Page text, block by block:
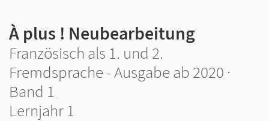
À plus ! Neubearbeitung
Französisch als 1. und 2.
Fremdsprache - Ausgabe ab 2020 ·
Band 1
Lernjahr 1